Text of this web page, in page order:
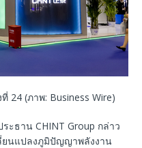
24 (ภาพ: Business Wire)
ะธาน CHINT Group กล่าว
ยนแปลงภูมิปัญญาพลังงาน